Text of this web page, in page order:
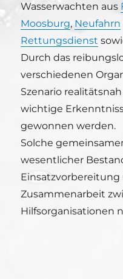
Wasserwachten aus
Moosburg, Neufahrn
Rettungsdienst
Durch das
verschiedenen
Szenario
wichtige
gewonnen werden.
Solche
wesentlicher
Zusammenarbeit
Hilfsorganisationen